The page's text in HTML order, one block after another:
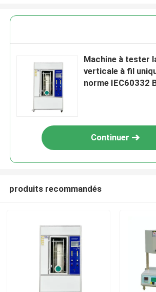
Maison
Machine à tester
verticale à fil
norme IEC60332
Continuer
produits recommandés